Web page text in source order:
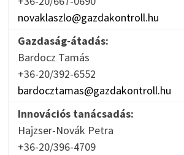
novaklaszlo@gazdakontroll.hu
Gazdaság-átadás:
Bardocz Tamás
+36-20/392-6552
bardocztamas@gazdakontroll.hu
Innovációs tanácsadás:
Hajzser-Novák Petra
+36-20/396-4709